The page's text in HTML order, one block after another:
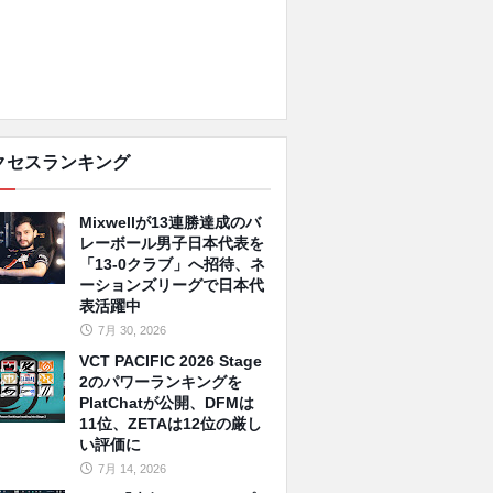
セスランキング
Mixwellが13連勝達成のバ
レーボール男子日本代表を
「13-0クラブ」へ招待、ネ
ーションズリーグで日本代
表活躍中
7月 30, 2026
VCT PACIFIC 2026 Stage
2のパワーランキングを
PlatChatが公開、DFMは
11位、ZETAは12位の厳し
い評価に
7月 14, 2026